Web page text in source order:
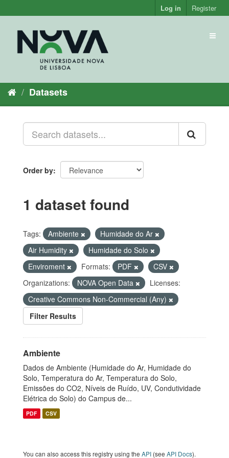
to
Log in Register
Datasets
Order by
1 dataset found
Tags: Ambiente
Humidade do Ar
Air Humidity
Humidade do Solo
Enviroment
Formats: PDF
CSV
Organizations:
NOVA Open Data
Licenses:
Creative Commons Non-Commercial (Any)
Filter Results
Ambiente
Dados de Ambiente (Humidade do Ar, Humidade do
Solo, Temperatura do Ar, Temperatura do Solo,
Emissões do CO2, Níveis de Ruído, UV, Condutividade
Elétrica do Solo) do Campus de...
PDF CSV
You can also access this registry using the API (see API Docs).